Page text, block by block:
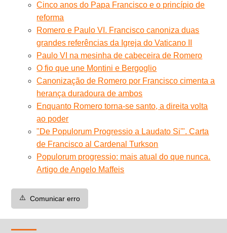
Cinco anos do Papa Francisco e o princípio de
reforma
Romero e Paulo VI. Francisco canoniza duas
grandes referências da Igreja do Vaticano II
Paulo VI na mesinha de cabeceira de Romero
O fio que une Montini e Bergoglio
Canonização de Romero por Francisco cimenta a
herança duradoura de ambos
Enquanto Romero torna-se santo, a direita volta
ao poder
"De Populorum Progressio a Laudato Si'". Carta
de Francisco al Cardenal Turkson
Populorum progressio: mais atual do que nunca.
Artigo de Angelo Maffeis
⚠️ Comunicar erro